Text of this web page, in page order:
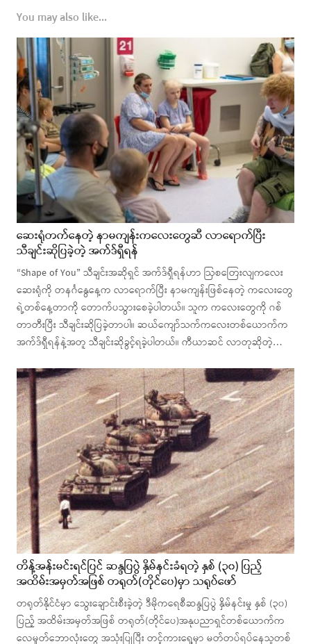
You may also like...
ဆေးရုံတက်နေတဲ့ နာမကျန်းကလေးတွေဆီ လာရောက်ပြီး
သီချင်းဆိုပြခဲ့တဲ့ အက်ဒ်ရှီရန်
“Shape of You” သီချင်းအဆိုရှင် အက်ဒ်ရှီရန်ဟာ ဩစတြေးလျကလေး
ဆေးရုံကို တနင်္ဂနွေနေ့က လာရောက်ပြီး နာမကျန်းဖြစ်နေတဲ့ ကလေးတွေ
ရဲ့တစ်နေ့တာကို တောက်ပသွားစေခဲ့ပါတယ်။ သူက ကလေးတွေကို ဂစ်
တာတီးပြီး သီချင်းဆိုပြခဲ့တာပါ။ ဆယ်ကျော်သက်ကလေးတစ်ယောက်က
အက်ဒ်ရှီရန်နဲ့အတူ သီချင်းဆိုခွင့်ရခဲ့ပါတယ်။ ကီယာဆင် လာတုဆိုတဲ့…
တိန့်အန်းမင်းရင်ပြင် ဆန္ဒပြပွဲ နှိမ်နင်းခံရတဲ့ နှစ် (၃၀) ပြည့်
အထိမ်းအမှတ်အဖြစ် တရုတ်(တိုင်ပေ)မှာ သရုပ်ဖော်
တရုတ်နိုင်ငံမှာ သွေးချောင်းစီးခဲ့တဲ့ ဒီမိုကရေစီဆန္ဒပြပွဲ နှိမ်နင်းမှု နှစ် (၃၀)
ပြည့် အထိမ်းအမှတ်အဖြစ် တရုတ်(တိုင်ပေ)အနုပညာရှင်တစ်ယောက်က
လေမှုတ်ဘောလုံးတွေ အသုံးပြုပြီး တင့်ကားရှေ့မှာ မတ်တပ်ရပ်နေသူတစ်